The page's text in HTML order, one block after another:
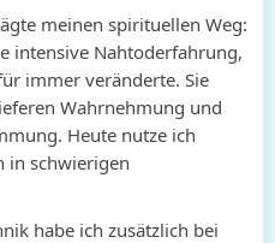
meinen spirituellen Weg:
intensive Nahtoderfahrung,
immer veränderte. Sie
Wahrnehmung und
Heute nutze ich
in schwierigen
habe ich zusätzlich bei